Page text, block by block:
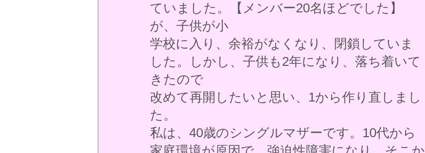
ていました。【メンバー20名ほどでした】
が、子供が小
学校に入り、余裕がなくなり、閉鎖していま
した。しかし、子供も2年になり、落ち着いて
きたので
改めて再開したいと思い、1から作り直しまし
た。
私は、40歳のシングルマザーです。10代から